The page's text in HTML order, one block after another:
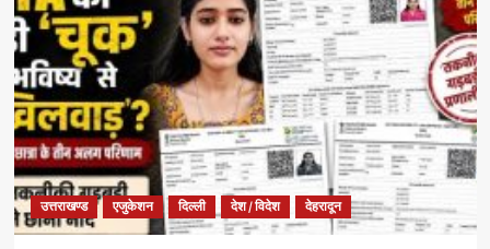
उत्तराखण्ड एजुकेशन दिल्ली देश / विदेश देहरादून